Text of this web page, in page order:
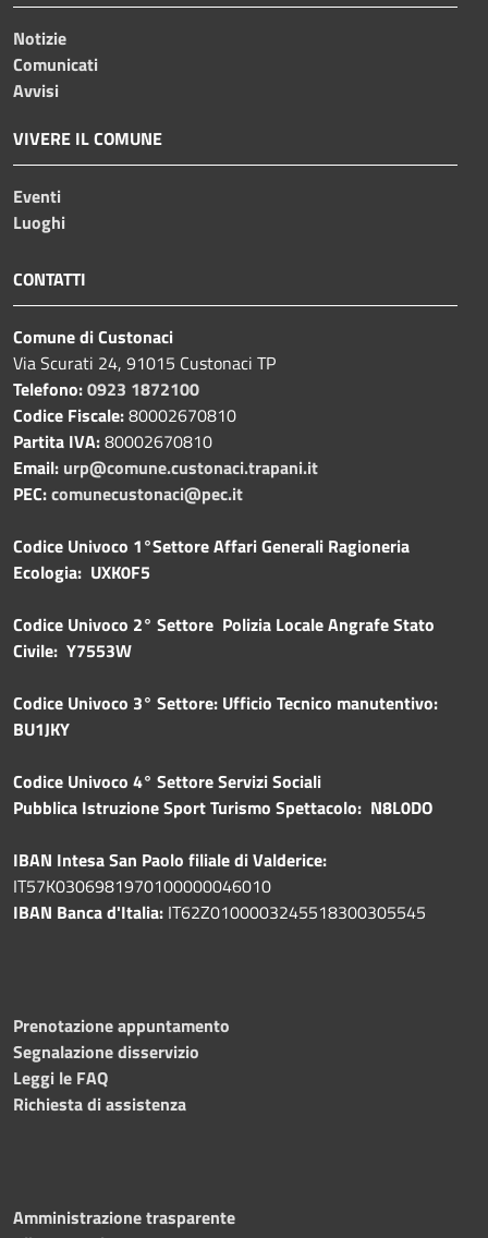
Notizie
Comunicati
Avvisi
VIVERE IL COMUNE
Eventi
Luoghi
CONTATTI
Comune di Custonaci
Via Scurati 24, 91015 Custonaci TP
Telefono:0923 1872100
Codice Fiscale:80002670810
Partita IVA:80002670810
Email: urp@comune.custonaci.trapani.it
PEC:comunecustonaci@pec.it
Codice Univoco 1°Settore Affari Generali Ragioneria
Ecologia: UXK0F5
Codice Univoco 2° Settore Polizia Locale Angrafe Stato
Civile: Y7553W
Codice Univoco 3° Settore: Ufficio Tecnico manutentivo:
BU1JKY
Codice Univoco 4° Settore Servizi Sociali
Pubblica Istruzione Sport Turismo Spettacolo: N8L0DO
IBAN Intesa San Paolo filiale di Valderice:
IT57K0306981970100000046010
IBAN Banca d'Italia: IT62Z0100003245518300305545
Prenotazione appuntamento
Segnalazione disservizio
Leggi le FAQ
Richiesta di assistenza
Amministrazione trasparente